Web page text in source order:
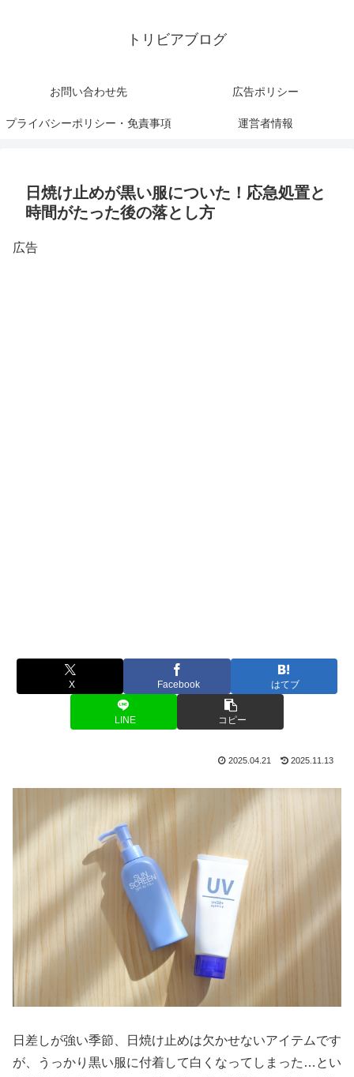
トリビアブログ
お問い合わせ先 広告ポリシー
プライバシーポリシー・免責事項 運営者情報
日焼け止めが黒い服についた！応急処置と
時間がたった後の落とし方
広告
X Facebook はてブ
LINE コピー
2025.04.21 2025.11.13
日差しが強い季節、日焼け止めは欠かせないアイテムです
が、うっかり黒い服に付着して白くなってしまった…とい